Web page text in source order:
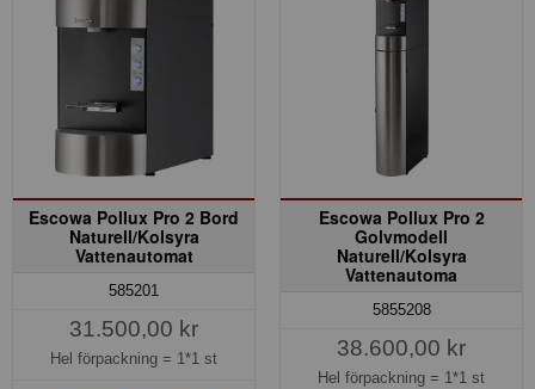
Escowa Pollux Pro 2 Bord
Naturell/Kolsyra
Vattenautomat
585201
31.500,00 kr
Hel förpackning = 1*1 st
Escowa Pollux Pro 2
Golvmodell
Naturell/Kolsyra
Vattenautoma
5855208
38.600,00 kr
Hel förpackning = 1*1 st